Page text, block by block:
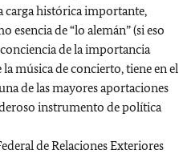
carga histórica importante,
esencia de “lo alemán” (si eso
de la importancia
música de concierto, tiene en el
de las mayores aportaciones
instrumento de política
de Relaciones Exteriores